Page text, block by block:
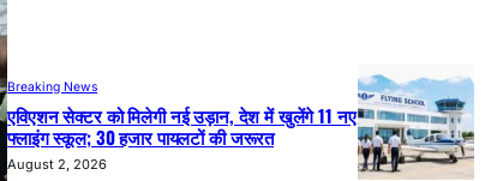
Breaking News
एविएशन सेक्टर को मिलेगी नई उड़ान, देश में खुलेंगे 11 नए
फ्लाइंग स्कूल; 30 हजार पायलटों की जरूरत
August 2, 2026